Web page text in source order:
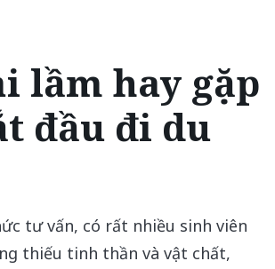
lầm hay gặp
đầu đi du
tư vấn, có rất nhiều sinh viên
thiếu tinh thần và vật chất,